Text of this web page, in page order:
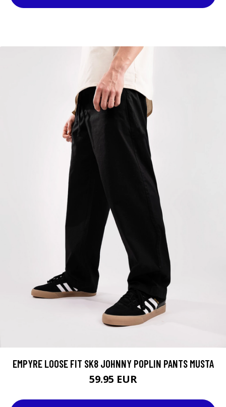
EMPYRE LOOSE FIT SK8 JOHNNY POPLIN PANTS MUSTA
59.95 EUR